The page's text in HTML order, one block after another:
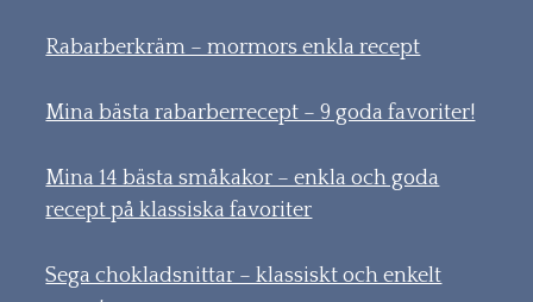
Rabarberkräm – mormors enkla recept
Mina bästa rabarberrecept – 9 goda favoriter!
Mina 14 bästa småkakor – enkla och goda
recept på klassiska favoriter
Sega chokladsnittar – klassiskt och enkelt